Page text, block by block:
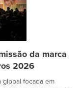
da marca
2026
global focada em